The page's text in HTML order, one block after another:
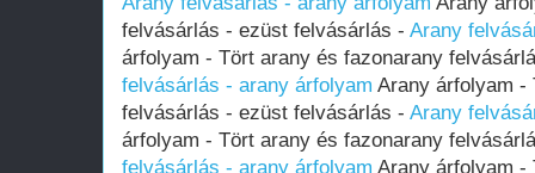
felvásárlás - ezüst felvásárlás - Arany
árfolyam - Tört arany és fazonarany
felvásárlás - arany árfolyam Arany árfolyam -
felvásárlás - ezüst felvásárlás - Arany
árfolyam - Tört arany és fazonarany
felvásárlás - arany árfolyam Arany árfolyam -